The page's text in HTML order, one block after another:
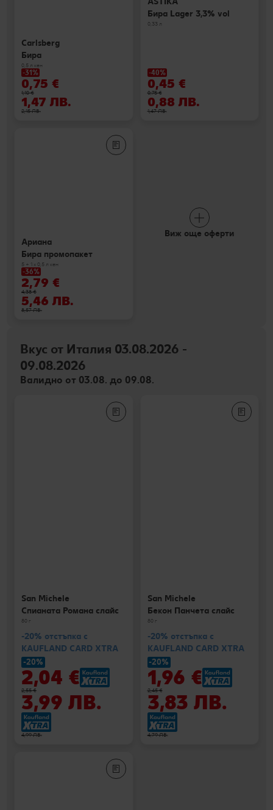
Carlsberg
Бира
0,5 л кен
-31%
0,75 €
1,10 €
1,47 ЛВ.
2,15 ЛВ.
Бира Lager 3,3% vol
0,33 л
-40%
0,45 €
0,75 €
0,88 ЛВ.
1,47 ЛВ.
Ариана
Бира промопакет
5 + 1 х 0,5 л кен
-36%
2,79 €
4,38 €
5,46 ЛВ.
8,57 ЛВ.
Виж още оферти
Вкус от Италия 03.08.2026 -
09.08.2026
Валидно от 03.08. до 09.08.
San Michele
Спианата Романа слайс
80 г
-20% отстъпка с
KAUFLAND CARD XTRA
-20%
2,04 €
2,55 €
3,99 ЛВ.
4,99 ЛВ.
San Michele
Бекон Панчета слайс
80 г
-20% отстъпка с
KAUFLAND CARD XTRA
-20%
1,96 €
2,45 €
3,83 ЛВ.
4,79 ЛВ.